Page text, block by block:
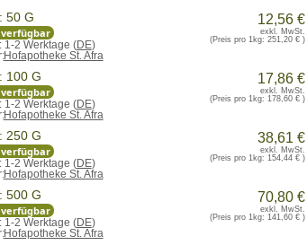
50 G
1-2 Werktage (DE)
Hofapotheke St. Afra
12,56 €
exkl. MwSt.
(Preis pro 1kg: 251,20 €)
100 G
1-2 Werktage (DE)
Hofapotheke St. Afra
17,86 €
exkl. MwSt.
(Preis pro 1kg: 178,60 €)
250 G
1-2 Werktage (DE)
Hofapotheke St. Afra
38,61 €
exkl. MwSt.
(Preis pro 1kg: 154,44 €)
500 G
1-2 Werktage (DE)
Hofapotheke St. Afra
70,80 €
exkl. MwSt.
(Preis pro 1kg: 141,60 €)